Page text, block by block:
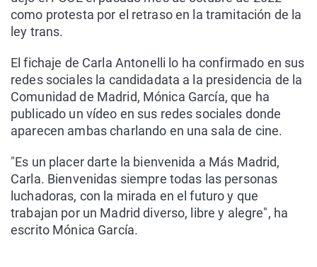
como protesta por el retraso en la tramitación de la
ley trans.
El fichaje de Carla Antonelli lo ha confirmado en sus
redes sociales la candidadata a la presidencia de la
Comunidad de Madrid, Mónica García, que ha
publicado un vídeo en sus redes sociales donde
aparecen ambas charlando en una sala de cine.
"Es un placer darte la bienvenida a Más Madrid,
Carla. Bienvenidas siempre todas las personas
luchadoras, con la mirada en el futuro y que
trabajan por un Madrid diverso, libre y alegre", ha
escrito Mónica García.